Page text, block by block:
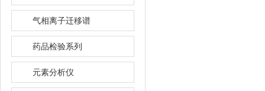
气相离子迁移谱
药品检验系列
元素分析仪